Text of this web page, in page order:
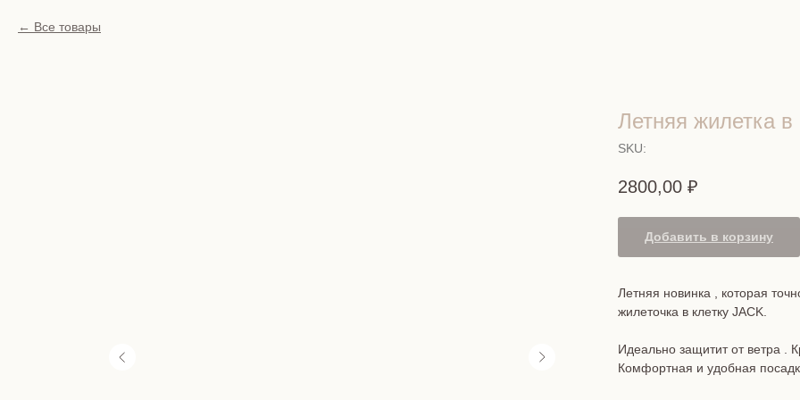
Все товары
Летняя жилетка в
SKU:
2800,00 ₽
Добавить в корзину
Летняя новинка , которая
жилеточка в клетку JACK.
Идеально защитит от ветра .
Комфортная и удобная